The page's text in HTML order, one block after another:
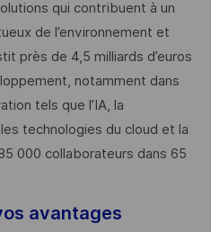
qui contribuent à un
de l’environnement et
près de 4,5 milliards d’euros
notamment dans
tels que l’IA, la
technologies du cloud et la
000 collaborateurs dans 65
avantages